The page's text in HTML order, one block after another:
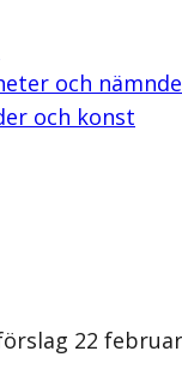
och
och konst
22